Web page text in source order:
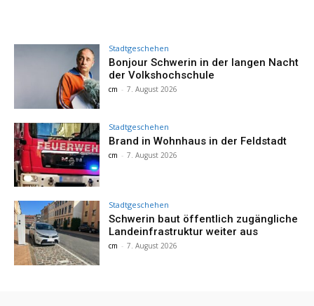
Stadtgeschehen
Bonjour Schwerin in der langen Nacht
der Volkshochschule
cm - 7. August 2026
Stadtgeschehen
Brand in Wohnhaus in der Feldstadt
cm - 7. August 2026
Stadtgeschehen
Schwerin baut öffentlich zugängliche
Landeinfrastruktur weiter aus
cm - 7. August 2026